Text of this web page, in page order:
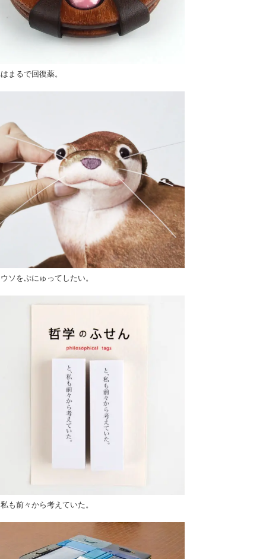
まるで回復薬。
ソをぷにゅってしたい。
も前々から考えていた。